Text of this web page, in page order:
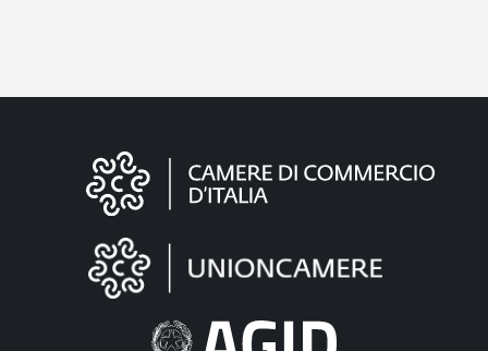
Informazioni
"Fattura
Elettronica"